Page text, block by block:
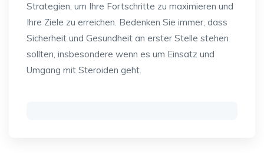
Strategien, um Ihre Fortschritte zu maximieren und
Ihre Ziele zu erreichen. Bedenken Sie immer, dass
Sicherheit und Gesundheit an erster Stelle stehen
sollten, insbesondere wenn es um Einsatz und
Umgang mit Steroiden geht.